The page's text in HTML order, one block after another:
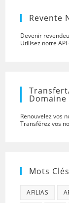
Revente
Devenir
Utilisez notre
Domaine
Renouvelez vos
Transférez vos
Mots Clés
AFILIAS